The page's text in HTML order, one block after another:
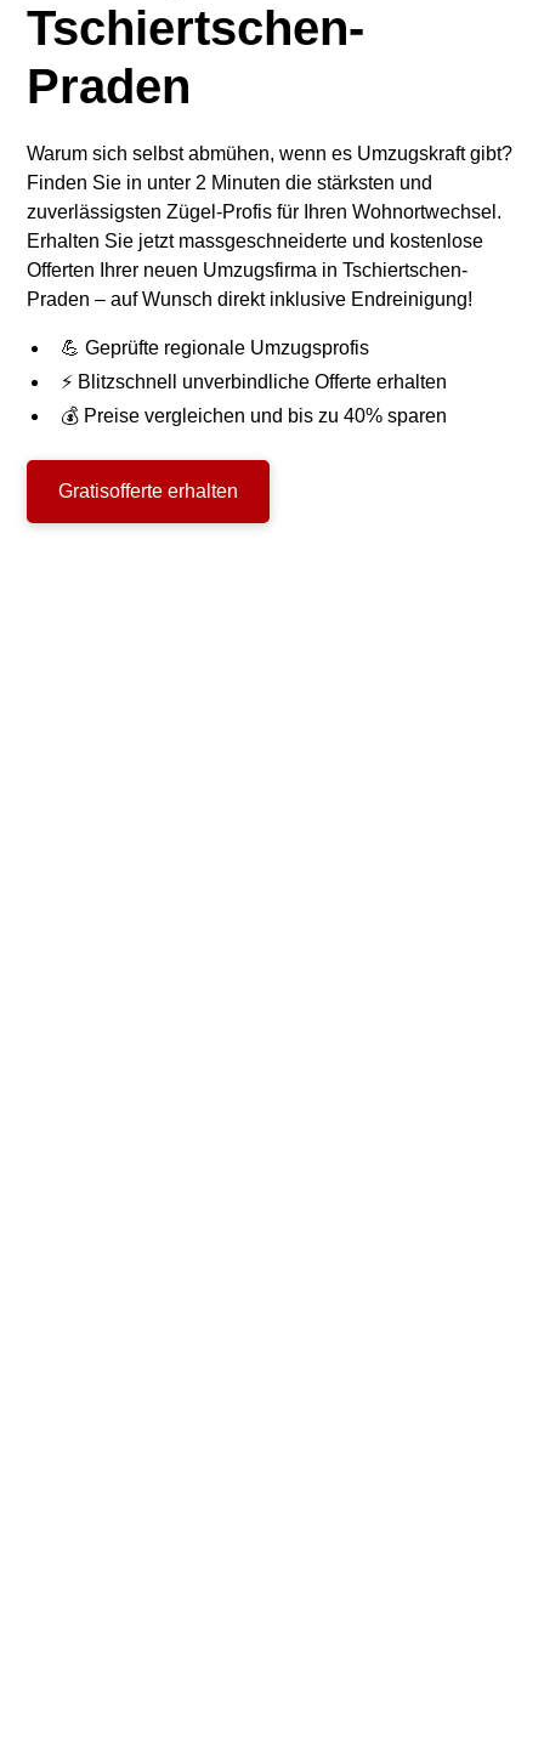
Tschiertschen-
Praden
Warum sich selbst abmühen, wenn es Umzugskraft gibt?
Finden Sie in unter 2 Minuten die stärksten und
zuverlässigsten Zügel-Profis für Ihren Wohnortwechsel.
Erhalten Sie jetzt massgeschneiderte und kostenlose
Offerten Ihrer neuen Umzugsfirma in Tschiertschen-
Praden – auf Wunsch direkt inklusive Endreinigung!
💪 Geprüfte regionale Umzugsprofis
⚡ Blitzschnell unverbindliche Offerte erhalten
💰 Preise vergleichen und bis zu 40% sparen
Gratisofferte erhalten